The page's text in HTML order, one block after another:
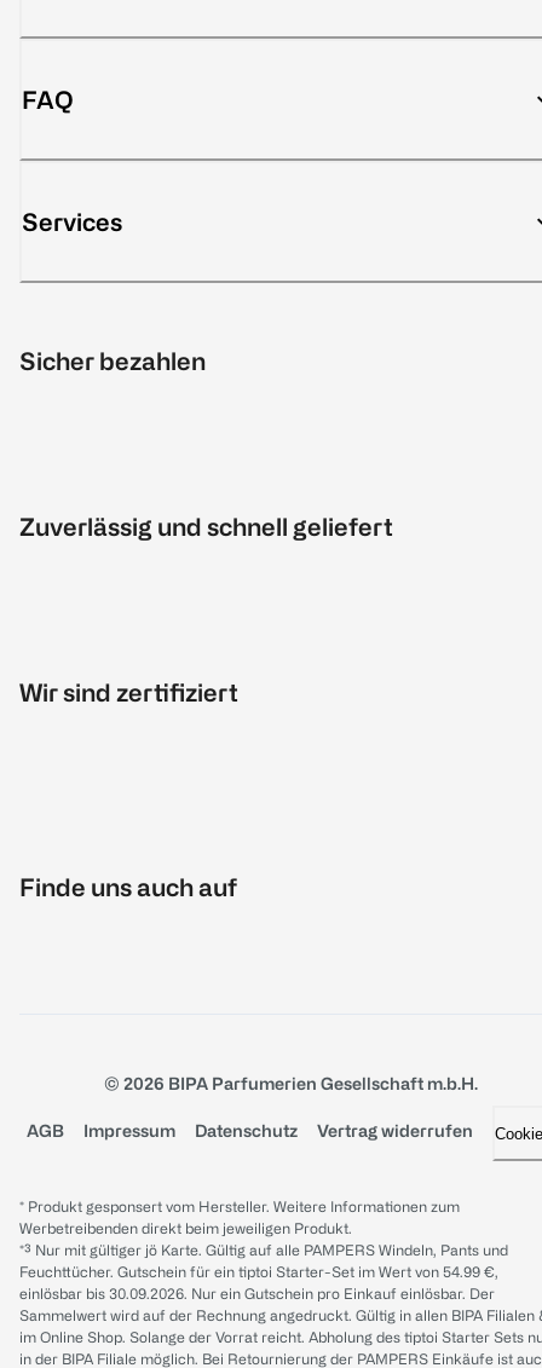
FAQ
Services
Sicher bezahlen
Zuverlässig und schnell geliefert
Wir sind zertifiziert
Finde uns auch auf
© 2026 BIPA Parfumerien Gesellschaft m.b.H.
AGB Impressum Datenschutz Vertrag widerrufen
* Produkt gesponsert vom Hersteller. Weitere Informationen zum
Werbetreibenden direkt beim jeweiligen Produkt.
*³ Nur mit gültiger jö Karte. Gültig auf alle PAMPERS Windeln, Pants und
Feuchttücher. Gutschein für ein tiptoi Starter-Set im Wert von 54.99 €,
einlösbar bis 30.09.2026. Nur ein Gutschein pro Einkauf einlösbar. Der
Sammelwert wird auf der Rechnung angedruckt. Gültig in allen BIPA Filialen
im Online Shop. Solange der Vorrat reicht. Abholung des tiptoi Starter Sets
in der BIPA Filiale möglich. Bei Retournierung der PAMPERS Einkäufe ist